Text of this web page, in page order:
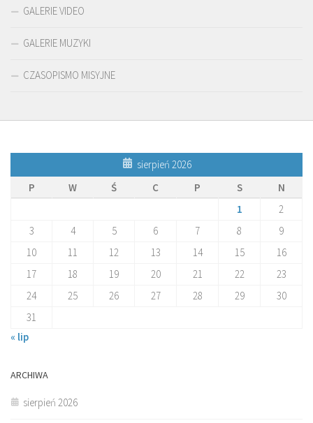
GALERIE VIDEO
GALERIE MUZYKI
CZASOPISMO MISYJNE
sierpień 2026
P
W Ś C P S
N
1
2
3
4 5 6 7 8
9
10
11 12 13 14 15
16
17
18 19 20 21 22
23
24
25 26 27 28 29
30
31
« lip
ARCHIWA
sierpień 2026